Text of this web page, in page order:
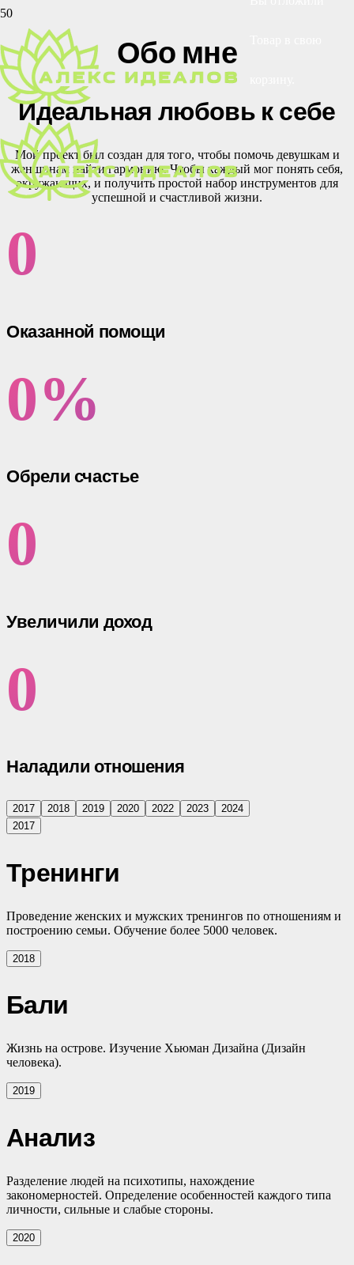
Обо мне
Идеальная любовь к себе
Мой проект был создан для того, чтобы помочь девушкам и
женщинам найти гармонию. Чтобы каждый мог понять себя,
окружающих, и получить простой набор инструментов для
успешной и счастливой жизни.
0
Оказанной помощи
0%
Обрели счастье
0
Увеличили доход
0
Наладили отношения
2017 2018 2019 2020 2022 2023
2024
2017
Тренинги
Проведение женских и мужских тренингов по отношениям и
построению семьи. Обучение более 5000 человек.
2018
Бали
Жизнь на острове. Изучение Хьюман Дизайна (Дизайн
человека).
2019
Анализ
Разделение людей на психотипы, нахождение
закономерностей. Определение особенностей каждого типа
личности, сильные и слабые стороны.
2020